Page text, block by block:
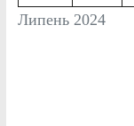
Липень 2024